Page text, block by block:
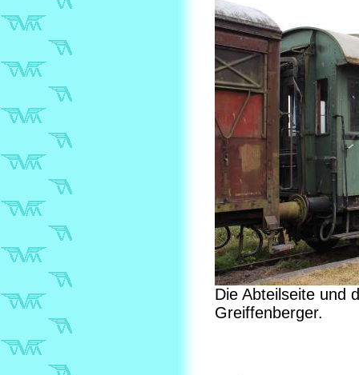
Die Abteilseite und
Greiffenberger.